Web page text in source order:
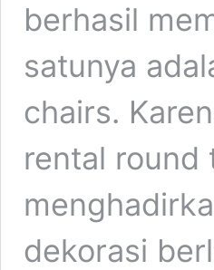
berhasil
satunya
chairs.
rental round
dekorasi